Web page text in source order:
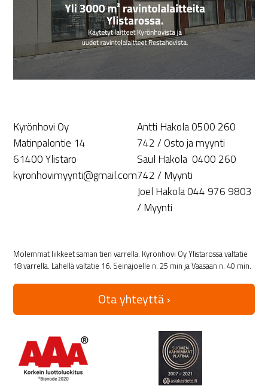
Kyrönhovi Oy
Matinpalontie 14
61400 Ylistaro
kyronhovimyynti@gmail.com
Antti Hakola 0500 260
742 / Osto ja myynti
Saul Hakola 0400 260
742 / Myynti
Joel Hakola 044 976 9803
/ Myynti
Molemmat liikkeet saman tien varrella. Kyrönhovi Oy Ylistarossa valtatie
18 varrella. Lähellä valtatie 16. Seinäjoelle n. 25 min ja Vaasaan n. 40 min.
Ota yhteyttä ›